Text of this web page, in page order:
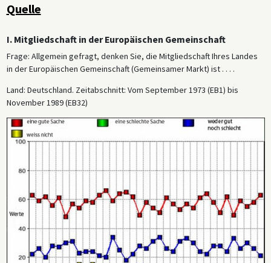
Quelle
I. Mitgliedschaft in der Europäischen Gemeinschaft
Frage: Allgemein gefragt, denken Sie, die Mitgliedschaft Ihres Landes
in der Europäischen Gemeinschaft (Gemeinsamer Markt) ist . . . .
Land: Deutschland. Zeitabschnitt: Vom September 1973 (EB1) bis
November 1989 (EB32)